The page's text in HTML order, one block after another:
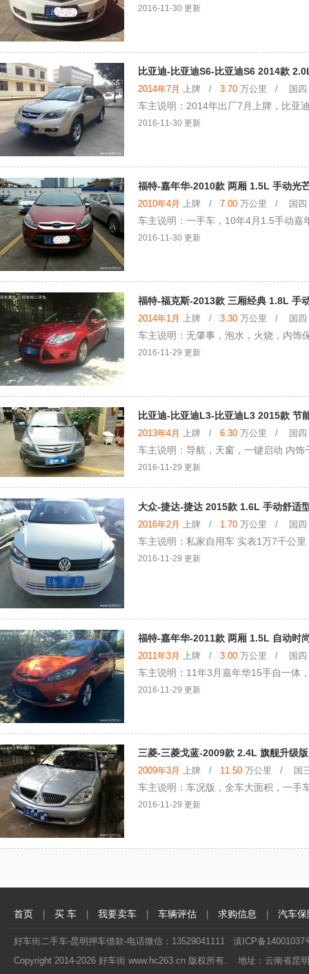
2016-11-30 更新
比亚迪-比亚迪S6-比亚迪S6 2014款
2014年7月 上牌 / 3.70 万公里 / 国四 /
车主说明：2014年出厂7月上牌，比亚
2016-11-30 更新
福特-嘉年华-2010款 两厢 1.5L 手动光
2010年4月 上牌 / 7.00 万公里 / 国四 /
车主说明：一手车，10年4月1.5手动嘉
2016-11-30 更新
福特-福克斯-2013款 三厢经典 1.8L 手
2014年1月 上牌 / 3.30 万公里 / 国四 /
车主说明：无肇事，泡水，火烧，内饰
2016-11-29 更新
比亚迪-比亚迪L3-比亚迪L3 2015款 节
2013年4月 上牌 / 6.30 万公里 / 国四 /
车主说明：导航，天窗，一键启动 内
2016-11-29 更新
大众-捷达-捷达 2015款 1.6L 手动舒适
2016年2月 上牌 / 1.70 万公里 / 国四 /
车主说明：私家自用车 实表1万7千公里
2016-11-29 更新
福特-嘉年华-2011款 两厢 1.5L 自动时
2011年3月 上牌 / 3.00 万公里 / 国四 /
车主说明：11年3月嘉年华15手自一体
2016-11-29 更新
三菱-三菱戈蓝-2009款 2.4L 旗舰升级版
2009年3月 上牌 / 11.50 万公里 / 国三
车主说明：车况版，全车大面积，一手
2016-11-29 更新
首页 买 车 我要卖车 车辆评估 求购信息 汽车保
好车街二手车-昆明押车借款-电话微信：13529041111 滇ICP备14001037
Copyright 2014-2026 好车街 www.hc263.cn 版权所有. 地址：云南省昆